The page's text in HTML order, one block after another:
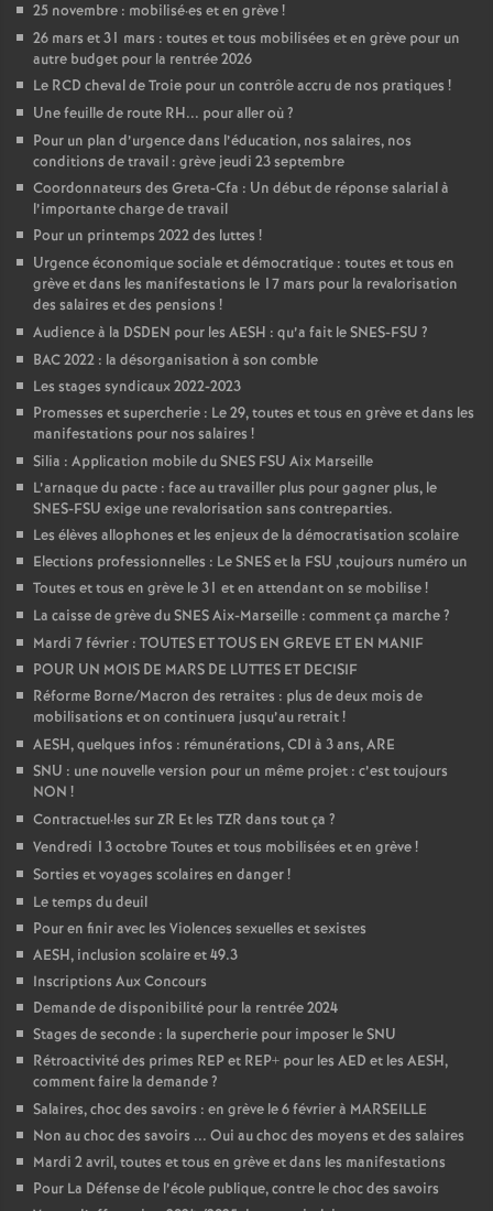
25 novembre : mobilisé·es et en grève!
26 mars et 31 mars : toutes et tous mobilisées et en grève pour un
autre budget pour la rentrée 2026
Le RCD cheval de Troie pour un contrôle accru de nos pratiques !
Une feuille de route RH... pour aller où?
Pour un plan d’urgence dans l’éducation, nos salaires, nos
conditions de travail : grève jeudi 23 septembre
Coordonnateurs des Greta-Cfa : Un début de réponse salarial à
l’importante charge de travail
Pour un printemps 2022 des luttes !
Urgence économique sociale et démocratique : toutes et tous en
grève et dans les manifestations le 17 mars pour la revalorisation
des salaires et des pensions !
Audience à la DSDEN pour les AESH : qu’a fait le SNES-FSU ?
BAC 2022 : la désorganisation à son comble
Les stages syndicaux 2022-2023
Promesses et supercherie : Le 29, toutes et tous en grève et dans les
manifestations pour nos salaires !
Silia : Application mobile du SNES FSU Aix Marseille
L’arnaque du pacte : face au travailler plus pour gagner plus, le
SNES-FSU exige une revalorisation sans contreparties.
Les élèves allophones et les enjeux de la démocratisation scolaire
Elections professionnelles : Le SNES et la FSU ,toujours numéro un
Toutes et tous en grève le 31 et en attendant on se mobilise!
La caisse de grève du SNES Aix-Marseille : comment ça marche?
Mardi 7 février : TOUTES ET TOUS EN GREVE ET EN MANIF
POUR UN MOIS DE MARS DE LUTTES ET DECISIF
Réforme Borne/Macron des retraites : plus de deux mois de
mobilisations et on continuera jusqu’au retrait!
AESH, quelques infos : rémunérations, CDI à 3 ans, ARE
SNU : une nouvelle version pour un même projet : c’est toujours
NON !
Contractuel·les sur ZR Et les TZR dans tout ça ?
Vendredi 13 octobre Toutes et tous mobilisées et en grève!
Sorties et voyages scolaires en danger!
Le temps du deuil
Pour en finir avec les Violences sexuelles et sexistes
AESH, inclusion scolaire et 49.3
Inscriptions Aux Concours
Demande de disponibilité pour la rentrée 2024
Stages de seconde : la supercherie pour imposer le SNU
Rétroactivité des primes REP et REP+ pour les AED et les AESH,
comment faire la demande?
Salaires, choc des savoirs : en grève le 6 février à MARSEILLE
Non au choc des savoirs ... Oui au choc des moyens et des salaires
Mardi 2 avril, toutes et tous en grève et dans les manifestations
Pour La Défense de l’école publique, contre le choc des savoirs